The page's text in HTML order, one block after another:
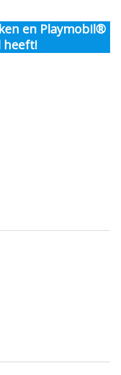
en Playmobil®
heeft!